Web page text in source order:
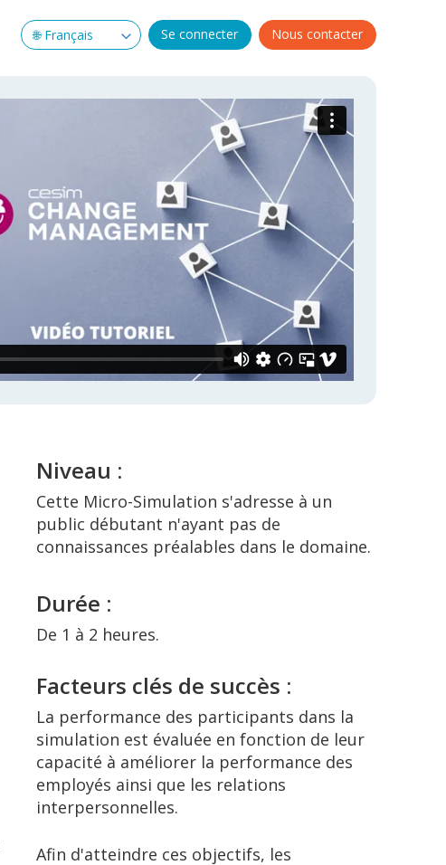
Se connecter Nous contacter
Niveau :
Cette Micro-Simulation s'adresse à un
public débutant n'ayant pas de
connaissances préalables dans le domaine.
Durée :
De 1 à 2 heures.
Facteurs clés de succès :
La performance des participants dans la
simulation est évaluée en fonction de leur
capacité à améliorer la performance des
employés ainsi que les relations
interpersonnelles.
Afin d'atteindre ces objectifs, les